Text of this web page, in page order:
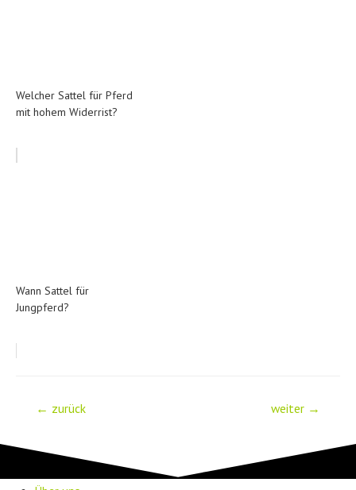
Welcher Sattel für Pferd
mit hohem Widerrist?
Wann Sattel für
Jungpferd?
Beitrags-
Navigation
← zurück weiter →